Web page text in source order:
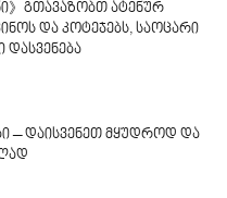
》გთავაზობთ ატენურ
და კოტეჯებს, საოცარი
დასვენება
– დაისვენეთ მყუდროდ და